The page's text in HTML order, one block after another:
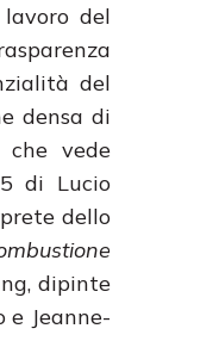
del
del
densa di
che vede
di Lucio
dello
dipinte
Jeanne-